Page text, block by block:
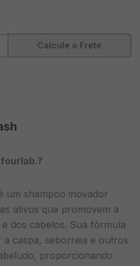
Calcule o Frete
um shampoo inovador
ativos que promovem a
dos cabelos. Sua fórmula
a caspa, seborreia e outros
proporcionando